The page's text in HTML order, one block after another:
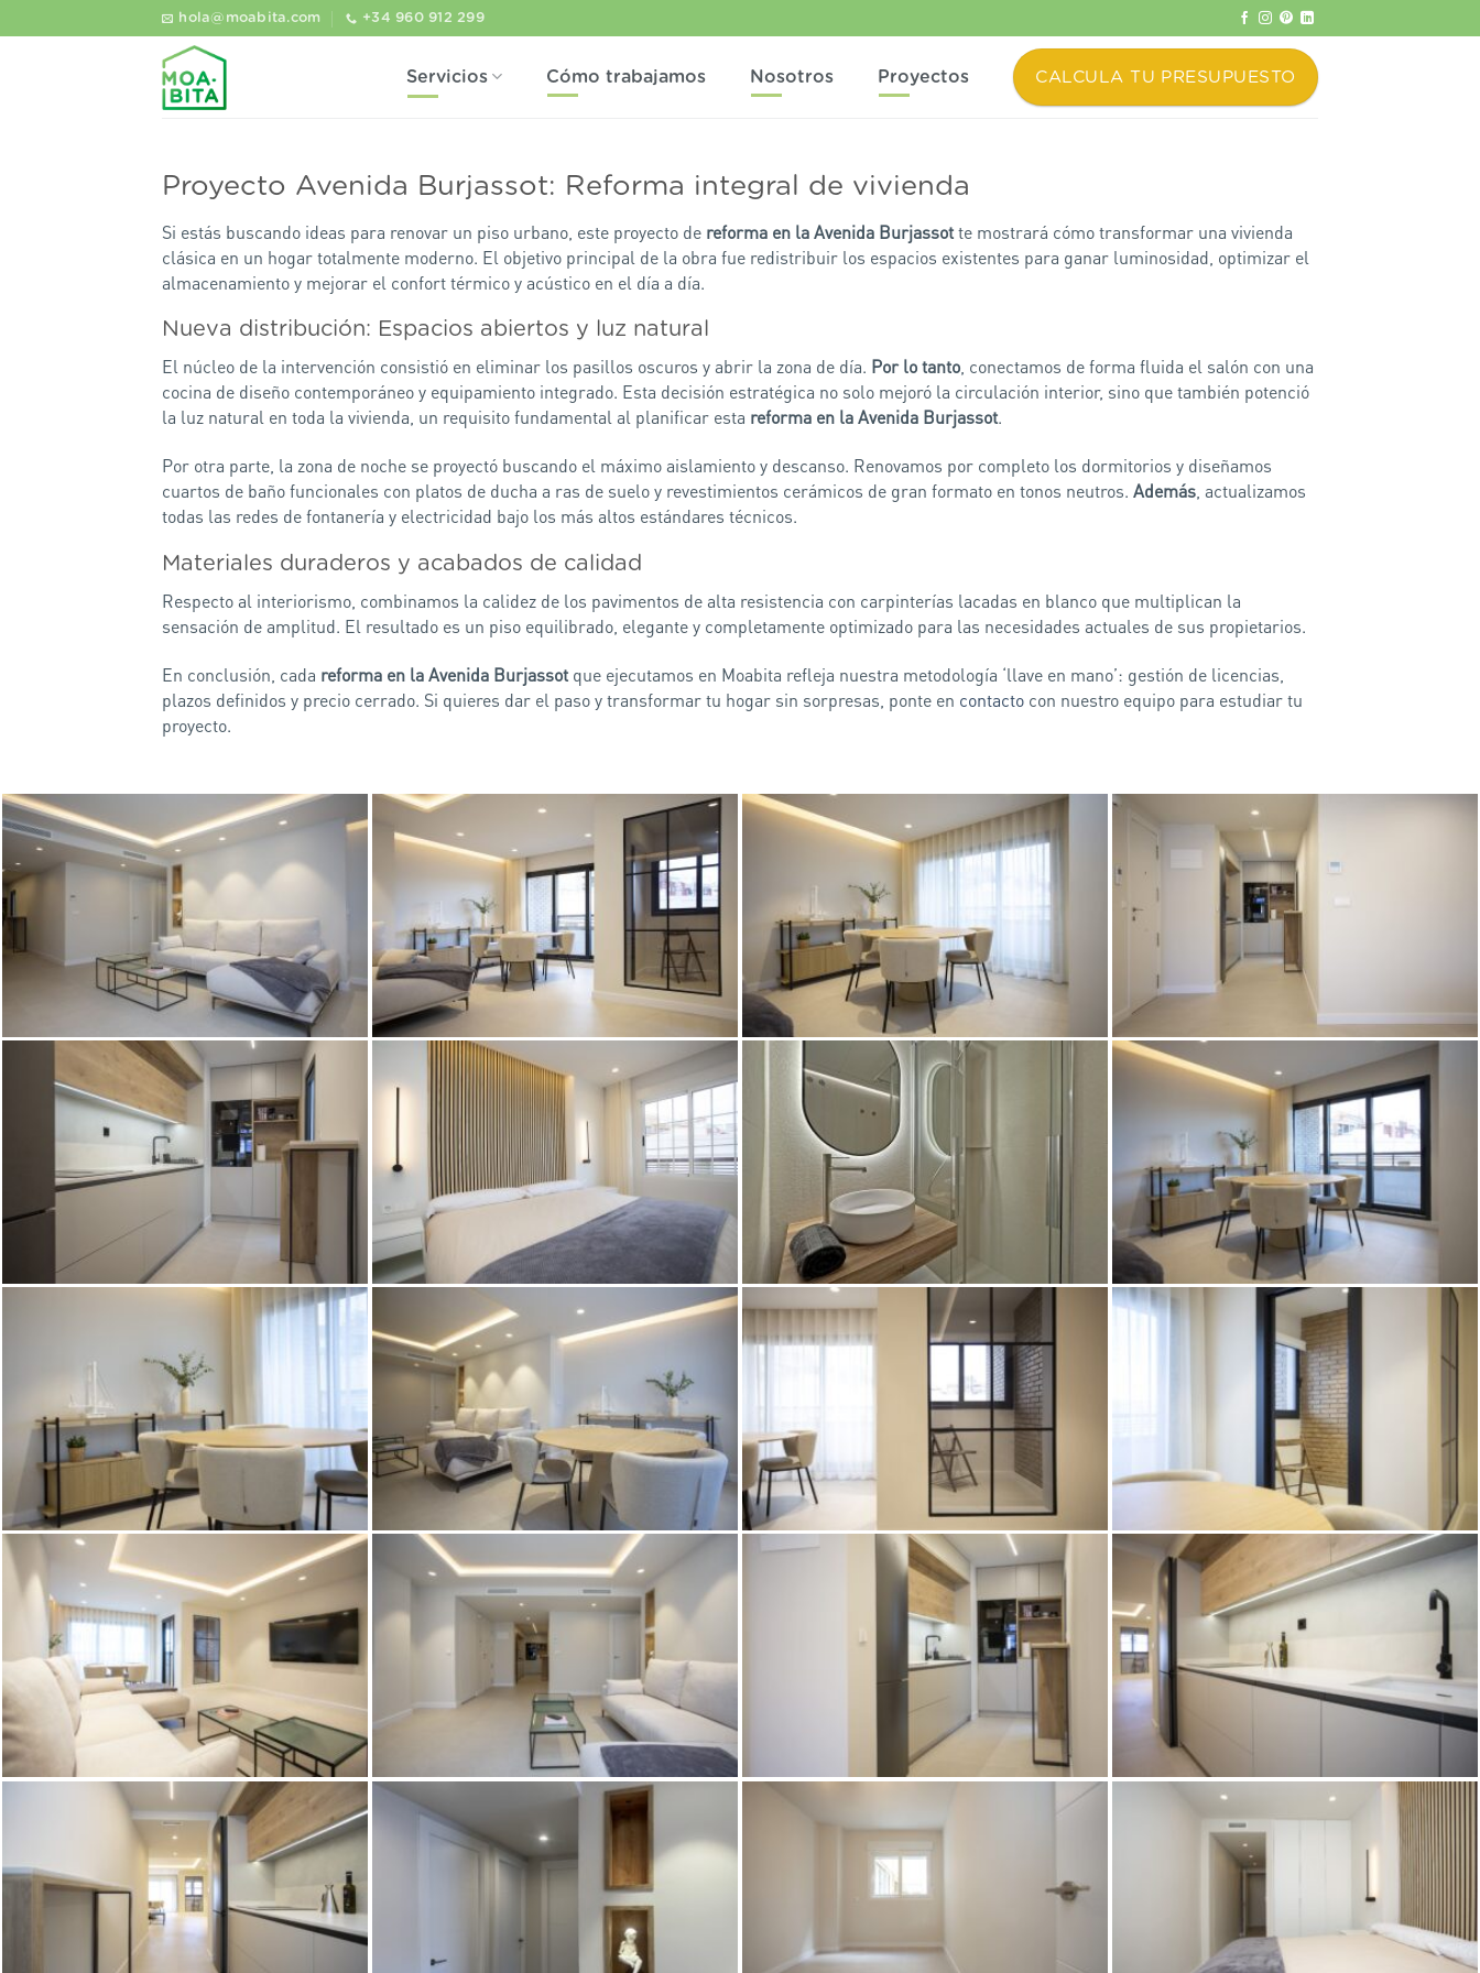
al
hola@moabita.com +34 960 912 299
Servicios Cómo trabajamos Nosotros Proyectos CALCULA TU PRESUPUESTO
Proyecto Avenida Burjassot: Reforma integral de vivienda
Si estás buscando ideas para renovar un piso urbano, este proyecto de reforma en la Avenida Burjassotte mostrará cómo transformar una vivienda
clásica en un hogar totalmente moderno. El objetivo principal de la obra fue redistribuir los espacios existentes para ganar luminosidad, optimizar el
almacenamiento y mejorar el confort térmico y acústico en el día a día.
Nueva distribución: Espacios abiertos y luz natural
El núcleo de la intervención consistió en eliminar los pasillos oscuros y abrir la zona de día. Por lo tanto, conectamos de forma fluida el salón con una
cocina de diseño contemporáneo y equipamiento integrado. Esta decisión estratégica no solo mejoró la circulación interior, sino que también potenció
la luz natural en toda la vivienda, un requisito fundamental al planificar esta reforma en la Avenida Burjassot.
Por otra parte, la zona de noche se proyectó buscando el máximo aislamiento y descanso. Renovamos por completo los dormitorios y diseñamos
cuartos de baño funcionales con platos de ducha a ras de suelo y revestimientos cerámicos de gran formato en tonos neutros. Además , actualizamos
todas las redes de fontanería y electricidad bajo los más altos estándares técnicos.
Materiales duraderos y acabados de calidad
Respecto al interiorismo, combinamos la calidez de los pavimentos de alta resistencia con carpinterías lacadas en blanco que multiplican la
sensación de amplitud. El resultado es un piso equilibrado, elegante y completamente optimizado para las necesidades actuales de sus propietarios.
En conclusión, cada reforma en la Avenida Burjassot que ejecutamos en Moabita refleja nuestra metodología ‘llave en mano’: gestión de licencias,
plazos definidos y precio cerrado. Si quieres dar el paso y transformar tu hogar sin sorpresas, ponte en contacto con nuestro equipo para estudiar tu
proyecto.